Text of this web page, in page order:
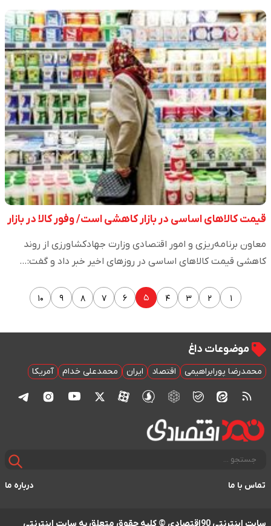
قیمت کالاهای اساسی در بازار کاهشی است/ وفور کالا در بازار
معاون برنامه‌ریزی و امور اقتصادی وزارت جهادکشاورزی از روند
کاهشی قیمت کالاهای اساسی در روزهای اخیر خبر داد و گفت:…
۱ ۲ ۳ ۴ ۵ ۶ ۷ ۸ ۹ ۱۰
موضوعات داغ
محمدرضا پورابراهیمی اقتصاد ایران محمدعلی خدام آمریکا
تماس با ما درباره ما